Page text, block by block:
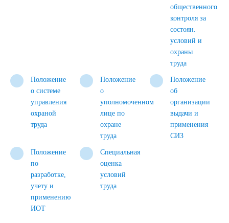
общественного
контроля за
состоян.
условий и
охраны
труда
Положение
о системе
управления
охраной
труда
Положение
о
уполномоченном
лице по
охране
труда
Положение
об
организации
выдачи и
применения
СИЗ
Положение
по
разработке,
учету и
применению
ИОТ
Специальная
оценка
условий
труда